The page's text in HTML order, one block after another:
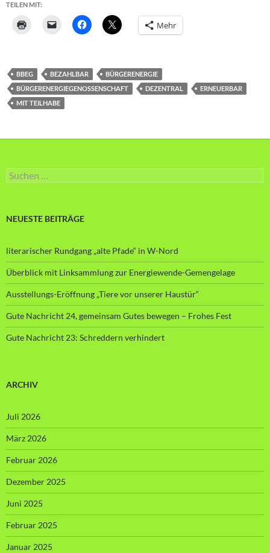
TEILEN MIT:
Mehr
BBEG BEZAHLBAR
BÜRGERENERGIE
BÜRGERENERGIEGENOSSENSCHAFT
DEZENTRAL
ERNEUERBAR
MIT TEILHABE
Suche
nach:
NEUESTE BEITRÄGE
literarischer Rundgang „alte Pfade“ in W-Nord
Überblick mit Linksammlung zur Energiewende-Gemengelage
Ausstellungs-Eröffnung „Tiere vor unserer Haustür“
Gute Nachricht 24, gemeinsam Gutes bewegen – Frohes Fest
Gute Nachricht 23: Schreddern verhindert
ARCHIV
Juli 2026
März 2026
Februar 2026
Dezember 2025
Juni 2025
Februar 2025
Januar 2025